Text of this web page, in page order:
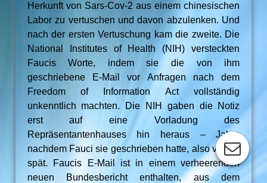
Herkunft von Sars-Cov-2 aus einem chinesischen
Labor zu vertuschen und davon abzulenken. Und
nach der ersten Vertuschung kam die zweite. Die
National Institutes of Health (NIH) versteckten
Faucis Worte, indem sie die von ihm
geschriebene E-Mail vor Anfragen nach dem
Freedom of Information Act vollständig
unkenntlich machten. Die NIH gaben die Notiz
erst auf eine Vorladung des
Repräsentantenhauses hin heraus – Jahre
nachdem Fauci sie geschrieben hatte, also viel zu
spät. Faucis E-Mail ist in einem verheerenden
neuen Bundesbericht enthalten, aus dem